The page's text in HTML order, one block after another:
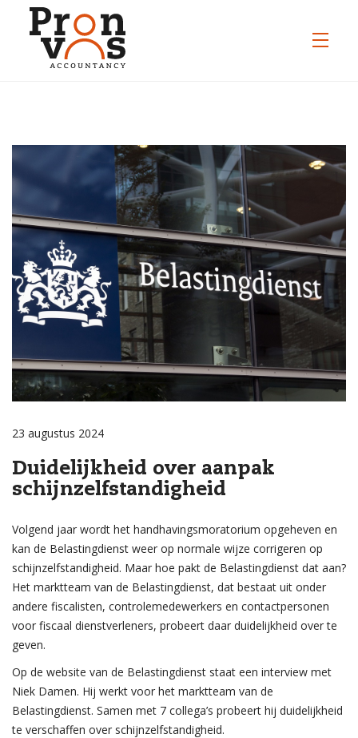
23 augustus 2024
Duidelijkheid over aanpak
schijnzelfstandigheid
Volgend jaar wordt het handhavingsmoratorium opgeheven en
kan de Belastingdienst weer op normale wijze corrigeren op
schijnzelfstandigheid. Maar hoe pakt de Belastingdienst dat aan?
Het marktteam van de Belastingdienst, dat bestaat uit onder
andere fiscalisten, controlemedewerkers en contactpersonen
voor fiscaal dienstverleners, probeert daar duidelijkheid over te
geven.
Op de website van de Belastingdienst staat een interview met
Niek Damen. Hij werkt voor het marktteam van de
Belastingdienst. Samen met 7 collega’s probeert hij duidelijkheid
te verschaffen over schijnzelfstandigheid.